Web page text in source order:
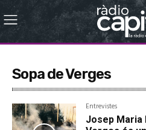
Sopa de Verges
Entrevistes
Josep Maria